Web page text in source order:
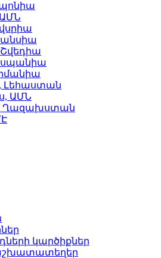
ԱՄՆ
Շվեդիա
Լեհաստան
ԱՄՆ
Ղազախստան
կարծիքներ